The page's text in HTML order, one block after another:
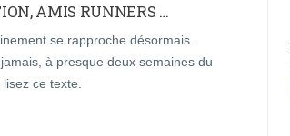
AMIS RUNNERS …
se rapproche désormais.
à presque deux semaines du
ce texte.